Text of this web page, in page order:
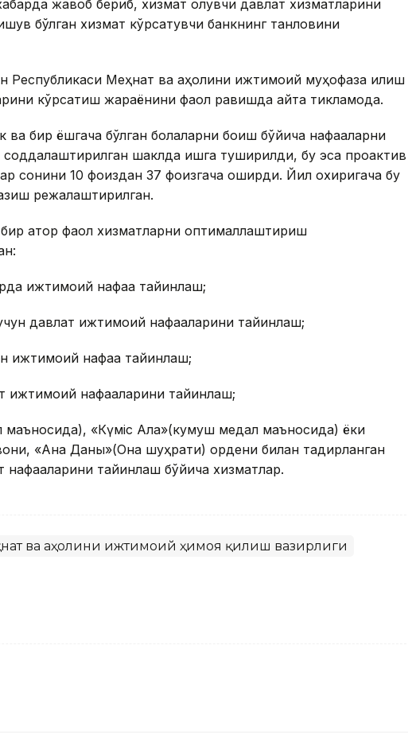
жавоб бериб, хизмат олувчи давлат хизматларини
бўлган хизмат кўрсатувчи банкнинг танловини
Республикаси Меҳнат ва аҳолини ижтимоий муҳофаза қилиш
кўрсатиш жараёнини фаол равишда қайта тикламоқда.
бир ёшгача бўлган болаларни боқиш бўйича нафақаларни
шаклда ишга туширилди, бу эса проактив
сонини 10 фоиздан 37 фоизгача оширди. Йил охиригача бу
режалаштирилган.
қатор фаол хизматларни оптималлаштириш
ижтимоий нафақа тайинлаш;
учун давлат ижтимоий нафақаларини тайинлаш;
ижтимоий нафақа тайинлаш;
ижтимоий нафақаларини тайинлаш;
маъносида), «Күміс Алқа»(кумуш медал маъносида) ёки
«Ана Данқы»(Она шуҳрати) ордени билан тақдирланган
нафақаларини тайинлаш бўйича хизматлар.
ва аҳолини ижтимоий ҳимоя қилиш вазирлиги